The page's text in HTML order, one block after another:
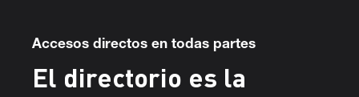
Accesos directos en todas partes
El directorio es la